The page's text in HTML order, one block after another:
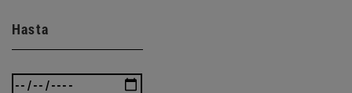
Hasta